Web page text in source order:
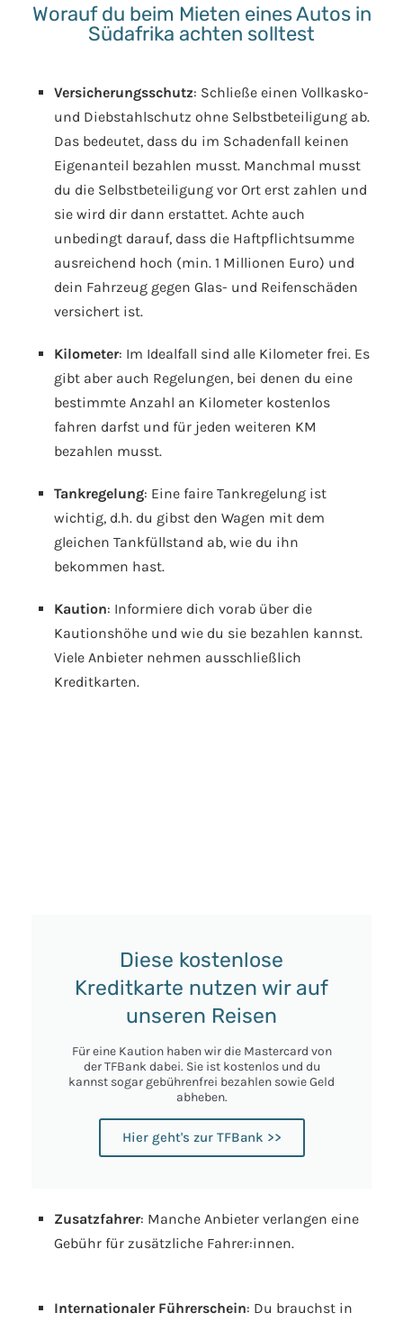
Worauf du beim Mieten eines Autos in
Südafrika achten solltest
Versicherungsschutz: Schließe einen Vollkasko-
und Diebstahlschutz ohne Selbstbeteiligung ab.
Das bedeutet, dass du im Schadenfall keinen
Eigenanteil bezahlen musst. Manchmal musst
du die Selbstbeteiligung vor Ort erst zahlen und
sie wird dir dann erstattet. Achte auch
unbedingt darauf, dass die Haftpflichtsumme
ausreichend hoch (min. 1 Millionen Euro) und
dein Fahrzeug gegen Glas- und Reifenschäden
versichert ist.
Kilometer: Im Idealfall sind alle Kilometer frei. Es
gibt aber auch Regelungen, bei denen du eine
bestimmte Anzahl an Kilometer kostenlos
fahren darfst und für jeden weiteren KM
bezahlen musst.
Tankregelung: Eine faire Tankregelung ist
wichtig, d.h. du gibst den Wagen mit dem
gleichen Tankfüllstand ab, wie du ihn
bekommen hast.
Kaution: Informiere dich vorab über die
Kautionshöhe und wie du sie bezahlen kannst.
Viele Anbieter nehmen ausschließlich
Kreditkarten.
Diese kostenlose
Kreditkarte nutzen wir auf
unseren Reisen
Für eine Kaution haben wir die Mastercard von
der TFBank dabei. Sie ist kostenlos und du
kannst sogar gebührenfrei bezahlen sowie Geld
abheben.
Hier geht's zur TFBank >>
Zusatzfahrer: Manche Anbieter verlangen eine
Gebühr für zusätzliche Fahrer:innen.
Internationaler Führerschein: Du brauchst in